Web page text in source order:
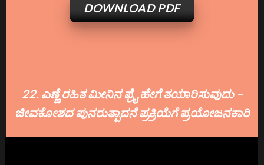
DOWNLOAD PDF
22. ಎಣ್ಣೆ ರಹಿತ ಮೀನಿನ ಫ್ರೈ ಹೇಗೆ ತಯಾರಿಸುವುದು –
ಜೀವಕೋಶದ ಪುನರುತ್ಪಾದನೆ ಪ್ರಕ್ರಿಯೆಗೆ ಪ್ರಯೋಜನಕಾರಿ